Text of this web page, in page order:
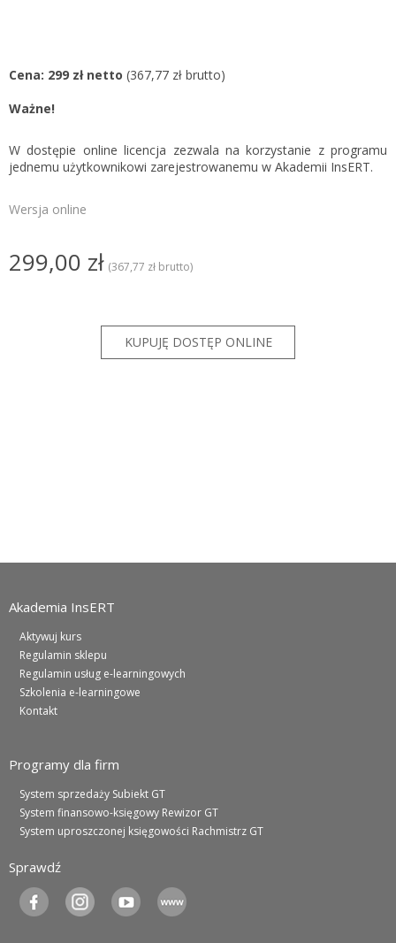
Cena: 299 zł netto (367,77 zł brutto)
Ważne!
W dostępie online licencja zezwala na korzystanie z programu
jednemu użytkownikowi zarejestrowanemu w Akademii InsERT.
Wersja online
299,00 zł (367,77 zł brutto)
Akademia InsERT
Aktywuj kurs
Regulamin sklepu
Regulamin usług e-learningowych
Szkolenia e-learningowe
Kontakt
Programy dla firm
System sprzedaży Subiekt GT
System finansowo-księgowy Rewizor GT
System uproszczonej księgowości Rachmistrz GT
Sprawdź